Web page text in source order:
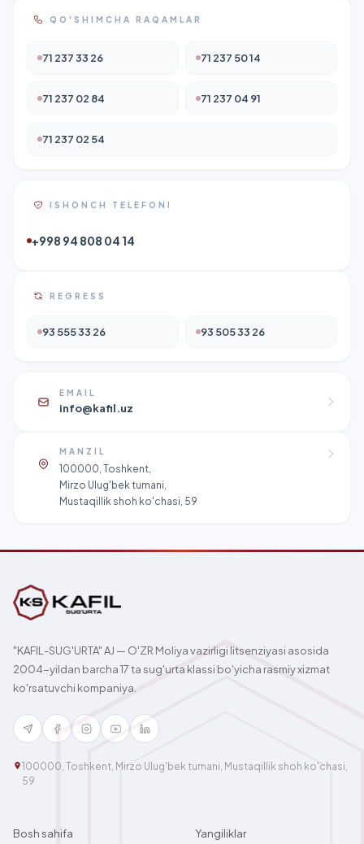
QO'SHIMCHA RAQAMLAR
71 237 33 26 71 237 50 14
71 237 02 84 71 237 04 91
71 237 02 54
ISHONCH TELEFONI
+998 94 808 04 14
REGRESS
93 555 33 26 93 505 33 26
EMAIL
info@kafil.uz
MANZIL
100000, Toshkent,
Mirzo Ulug'bek tumani,
Mustaqillik shoh ko'chasi, 59
"KAFIL-SUG'URTA" AJ — O'ZR Moliya vazirligi litsenziyasi asosida
2004-yildan barcha 17 ta sug'urta klassi bo'yicha rasmiy xizmat
ko'rsatuvchi kompaniya.
100000, Toshkent, Mirzo Ulug'bek tumani, Mustaqillik shoh ko'chasi,
59
Bosh sahifa Yangiliklar